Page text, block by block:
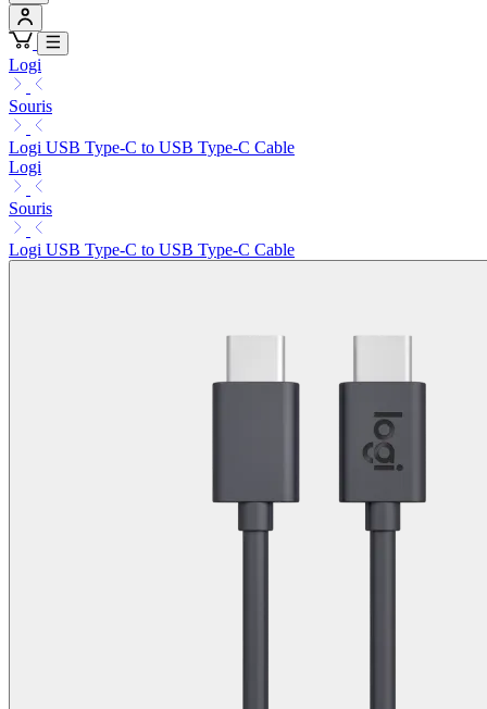
Logi
Souris
Logi USB Type-C to USB Type-C Cable
Logi
Souris
Logi USB Type-C to USB Type-C Cable